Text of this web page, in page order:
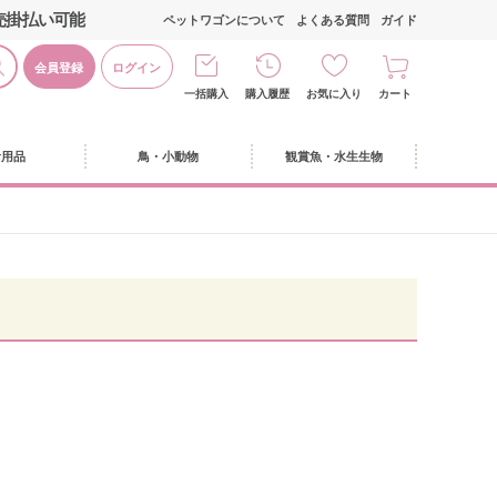
掛払い可能
会員登録 ログイン
ペットワゴンについて よくある質問 ガイド
一括購入 購入履歴 お気に入り カート
品 鳥・小動物 観賞魚・水生生物